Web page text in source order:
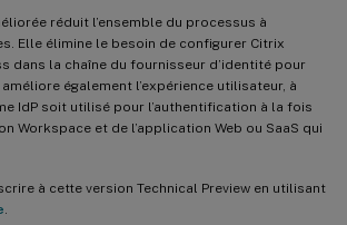
réduit l’ensemble du processus à
Elle élimine le besoin de configurer Citrix
dans la chaîne du fournisseur d’identité pour
également l’expérience utilisateur, à
IdP soit utilisé pour l’authentification à la fois
Workspace et de l’application Web ou SaaS qui
à cette version Technical Preview en utilisant